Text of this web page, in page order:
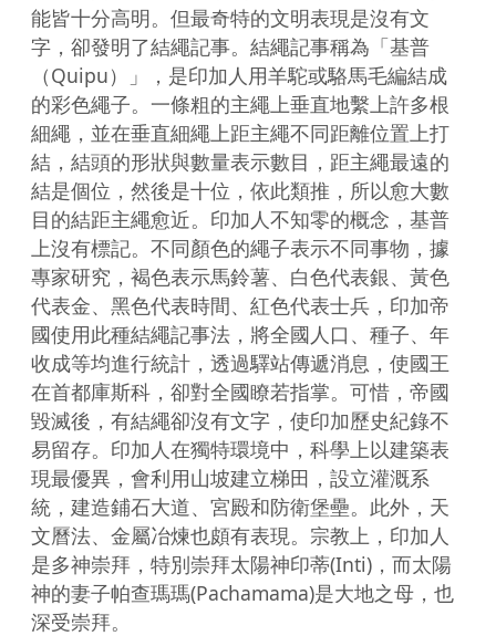
能皆十分高明。但最奇特的文明表現是沒有文
字，卻發明了結繩記事。結繩記事稱為「基普
（Quipu）」，是印加人用羊駝或駱馬毛編結成
的彩色繩子。一條粗的主繩上垂直地繫上許多根
細繩，並在垂直細繩上距主繩不同距離位置上打
結，結頭的形狀與數量表示數目，距主繩最遠的
結是個位，然後是十位，依此類推，所以愈大數
目的結距主繩愈近。印加人不知零的概念，基普
上沒有標記。不同顏色的繩子表示不同事物，據
專家研究，褐色表示馬鈴薯、白色代表銀、黃色
代表金、黑色代表時間、紅色代表士兵，印加帝
國使用此種結繩記事法，將全國人口、種子、年
收成等均進行統計，透過驛站傳遞消息，使國王
在首都庫斯科，卻對全國瞭若指掌。可惜，帝國
毀滅後，有結繩卻沒有文字，使印加歷史紀錄不
易留存。印加人在獨特環境中，科學上以建築表
現最優異，會利用山坡建立梯田，設立灌溉系
統，建造鋪石大道、宮殿和防衛堡壘。此外，天
文曆法、金屬冶煉也頗有表現。宗教上，印加人
是多神崇拜，特別崇拜太陽神印蒂(Inti)，而太陽
神的妻子帕查瑪瑪(Pachamama)是大地之母，也
深受崇拜。